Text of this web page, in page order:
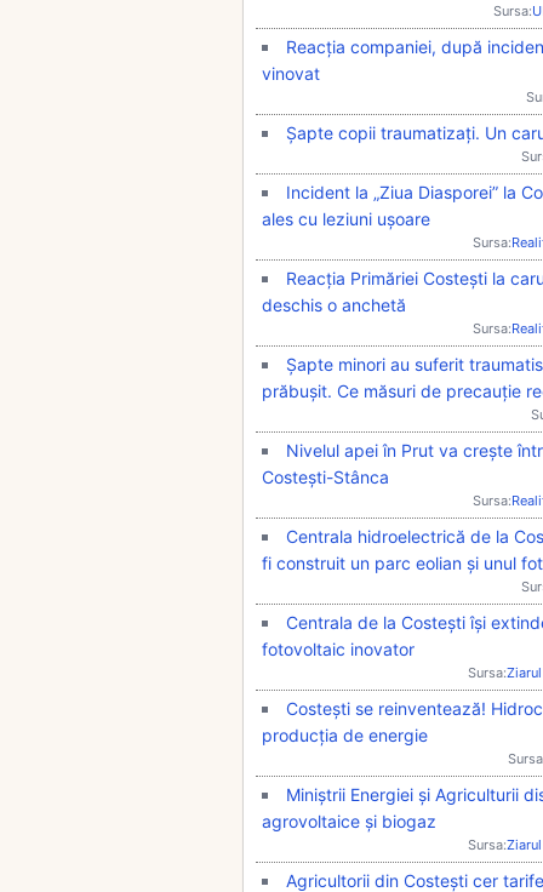
Sursa:
Reacția companiei, după
vinovat
Șapte copii traumatizați. Un
Incident la „Ziua Diasporei” la
ales cu leziuni ușoare
Sursa:
Reacția Primăriei Costești la
deschis o anchetă
Sursa:
Șapte minori au suferit
prăbușit. Ce măsuri de precauție
Nivelul apei în Prut va crește
Costești-Stânca
Sursa:
Centrala hidroelectrică de la
fi construit un parc eolian și unul
Centrala de la Costești își
fotovoltaic inovator
Sursa:
Costești se reinventează!
producția de energie
Miniștrii Energiei și Agriculturii
agrovoltaice și biogaz
Sursa:
Agricultorii din Costești cer